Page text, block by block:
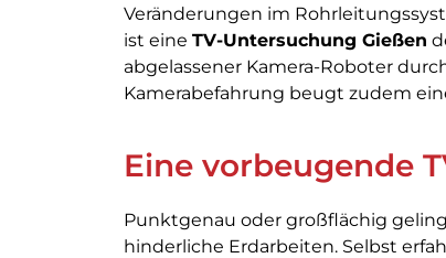
Veränderungen im
ist eine TV-Untersuchung Gießen
abgelassener Kamera-Roboter
Kamerabefahrung beugt zudem
Eine vorbeugende
Punktgenau oder großflächig
hinderliche Erdarbeiten. Selbst